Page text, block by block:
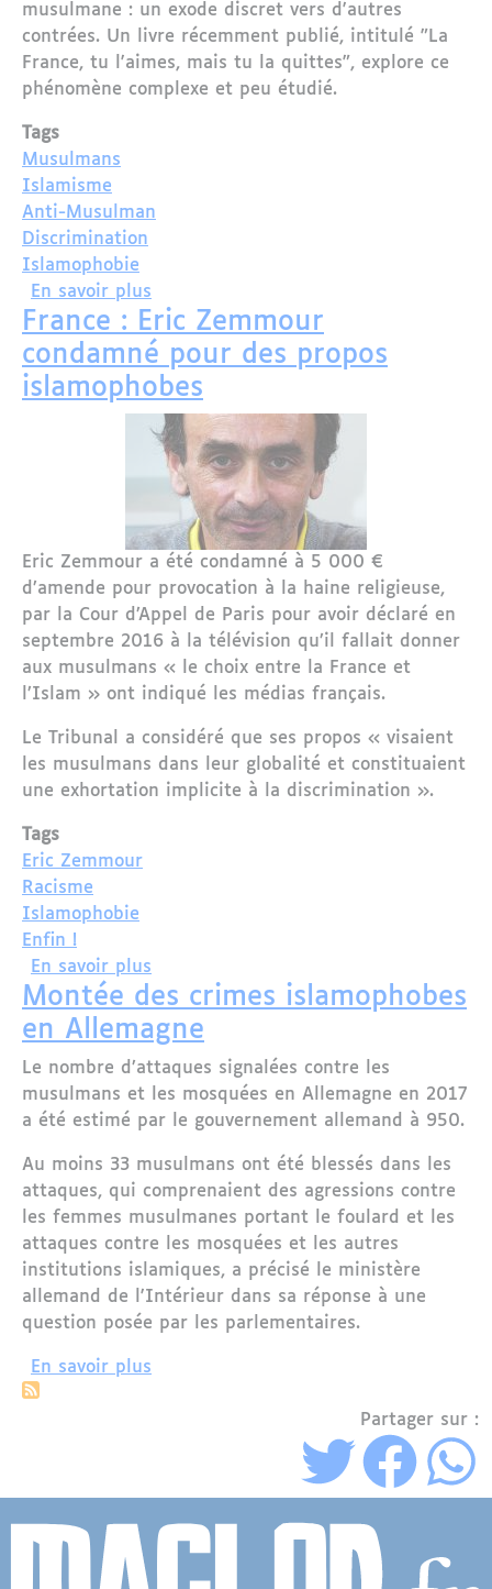
musulmane : un exode discret vers d'autres
contrées. Un livre récemment publié, intitulé "La
France, tu l'aimes, mais tu la quittes", explore ce
phénomène complexe et peu étudié.
Tags
Musulmans
Islamisme
Anti-Musulman
Discrimination
Islamophobie
En savoir plus
France : Eric Zemmour
condamné pour des propos
islamophobes
Eric Zemmour a été condamné à 5 000 €
d’amende pour provocation à la haine religieuse,
par la Cour d’Appel de Paris pour avoir déclaré en
septembre 2016 à la télévision qu’il fallait donner
aux musulmans « le choix entre la France et
l’Islam » ont indiqué les médias français.
Le Tribunal a considéré que ses propos « visaient
les musulmans dans leur globalité et constituaient
une exhortation implicite à la discrimination ».
Tags
Eric Zemmour
Racisme
Islamophobie
Enfin !
En savoir plus
Montée des crimes islamophobes
en Allemagne
Le nombre d’attaques signalées contre les
musulmans et les mosquées en Allemagne en 2017
a été estimé par le gouvernement allemand à 950.
Au moins 33 musulmans ont été blessés dans les
attaques, qui comprenaient des agressions contre
les femmes musulmanes portant le foulard et les
attaques contre les mosquées et les autres
institutions islamiques, a précisé le ministère
allemand de l'Intérieur dans sa réponse à une
question posée par les parlementaires.
En savoir plus
Partager sur :